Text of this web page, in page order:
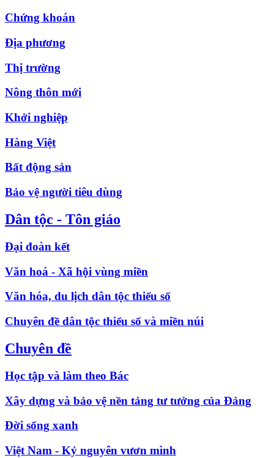
Chứng khoán
Địa phương
Thị trường
Nông thôn mới
Khởi nghiệp
Hàng Việt
Bất động sản
Bảo vệ người tiêu dùng
Dân tộc - Tôn giáo
Đại đoàn kết
Văn hoá - Xã hội vùng miền
Văn hóa, du lịch dân tộc thiểu số
Chuyên đề dân tộc thiểu số và miền núi
Chuyên đề
Học tập và làm theo Bác
Xây dựng và bảo vệ nền tảng tư tưởng của Đảng
Đời sống xanh
Việt Nam - Kỷ nguyên vươn mình